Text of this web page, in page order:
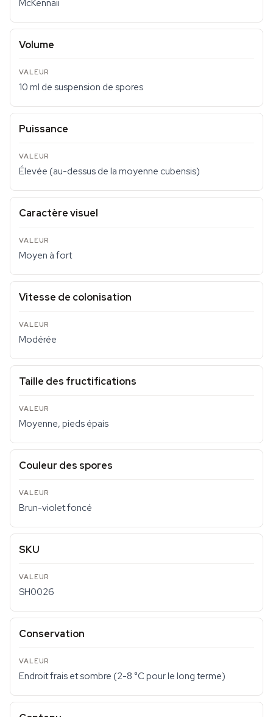
McKennaii
Volume
10 ml de suspension de spores
Puissance
Élevée (au-dessus de la moyenne cubensis)
Caractère visuel
Moyen à fort
Vitesse de colonisation
Modérée
Taille des fructifications
Moyenne, pieds épais
Couleur des spores
Brun-violet foncé
SKU
SH0026
Conservation
Endroit frais et sombre (2-8 °C pour le long terme)